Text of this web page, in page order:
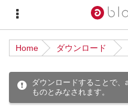
サ
イ
ド
メ
ニ
Home ダウンロード
ダウンロードすることで、
ものとみなされます。